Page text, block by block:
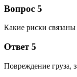
Вопрос 5
Какие риски
Ответ 5
Повреждение груза,